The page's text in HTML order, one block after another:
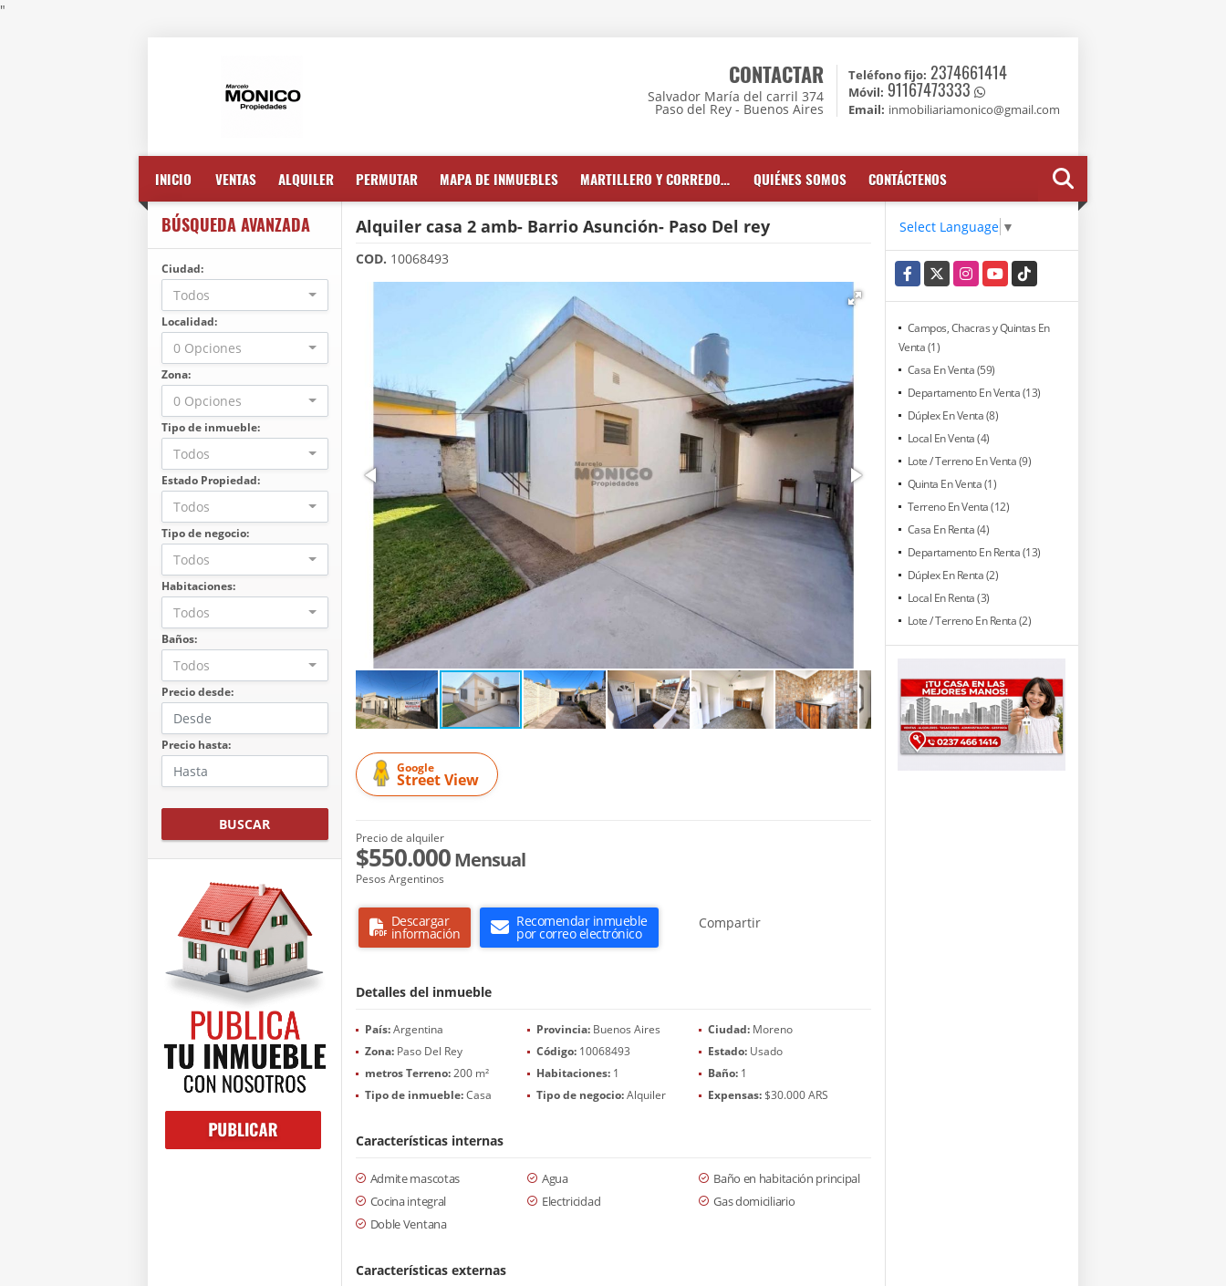
"
CONTACTAR
Salvador María del carril 374
Paso del Rey - Buenos Aires
Teléfono fijo: 2374661414
Móvil: 91167473333
Email: inmobiliariamonico@gmail.com
INICIO VENTAS ALQUILER PERMUTAR MAPA DE INMUEBLES MARTILLERO Y CORREDOR INMOBILIARIO QUIÉNES SOMOS CONTÁCTENOS
BÚSQUEDA AVANZADA
Ciudad:
Todos
Localidad:
0 Opciones
Zona:
0 Opciones
Tipo de inmueble:
Todos
Estado Propiedad:
Todos
Tipo de negocio:
Todos
Habitaciones:
Todos
Baños:
Todos
Precio desde:
Precio hasta:
BUSCAR
Alquiler casa 2 amb- Barrio Asunción- Paso Del rey
COD. 10068493
Google
Street View
Precio de alquiler
$550.000Mensual
Pesos Argentinos
Descargar
información
Recomendar inmueble
por correo electrónico
Compartir
Detalles del inmueble
País:Argentina Provincia:Buenos Aires Ciudad: Moreno
Zona:Paso Del Rey Código:10068493 Estado: Usado
metros Terreno:200 m² Habitaciones:1 Baño: 1
Tipo de inmueble:Casa Tipo de negocio:Alquiler Expensas:$30.000 ARS
Características internas
Admite mascotas Agua
Baño en habitación principal
Cocina integral
Electricidad
Gas domiciliario
Doble Ventana
Características externas
Select Language ▼
Facebook
X InstagramYouTubeTikTok
Campos, Chacras y Quintas En
Venta (1)
Casa En Venta (59)
Departamento En Venta (13)
Dúplex En Venta (8)
Local En Venta (4)
Lote / Terreno En Venta (9)
Quinta En Venta (1)
Terreno En Venta (12)
Casa En Renta (4)
Departamento En Renta (13)
Dúplex En Renta (2)
Local En Renta (3)
Lote / Terreno En Renta (2)